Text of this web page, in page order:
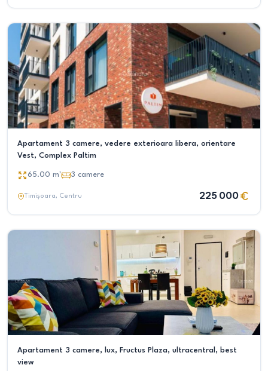
Apartament 3 camere, vedere exterioara libera, orientare
Vest, Complex Paltim
65.00 m² 3 camere
Timișoara, Centru 225 000
Apartament 3 camere, lux, Fructus Plaza, ultracentral, best
view